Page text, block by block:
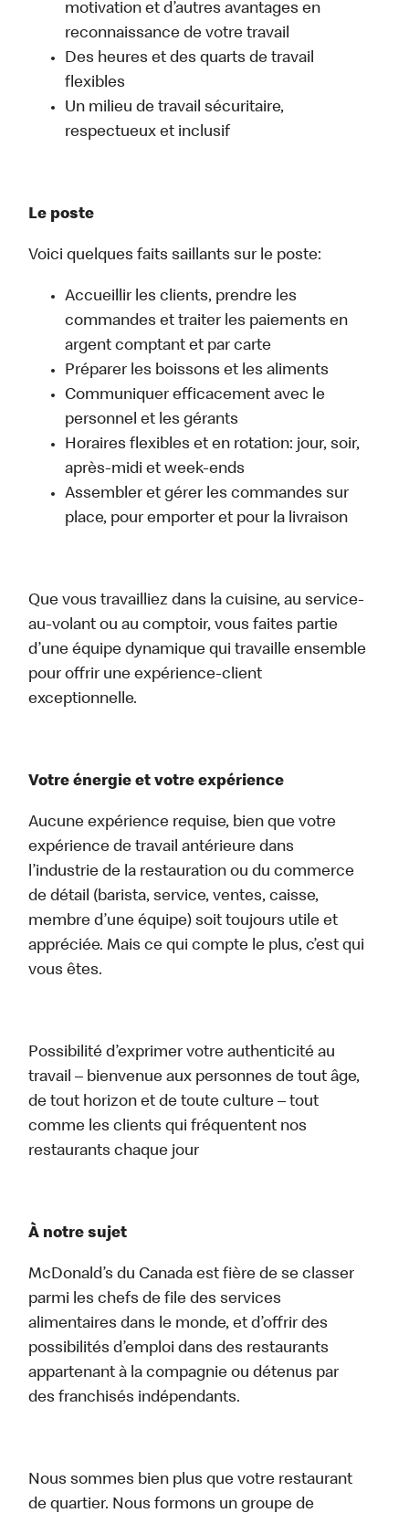
motivation et d’autres avantages en
reconnaissance de votre travail
Des heures et des quarts de travail
flexibles
Un milieu de travail sécuritaire,
respectueux et inclusif
Le poste
Voici quelques faits saillants sur le poste:
Accueillir les clients, prendre les
commandes et traiter les paiements en
argent comptant et par carte
Préparer les boissons et les aliments
Communiquer efficacement avec le
personnel et les gérants
Horaires flexibles et en rotation: jour, soir,
après-midi et week-ends
Assembler et gérer les commandes sur
place, pour emporter et pour la livraison
Que vous travailliez dans la cuisine, au service-
au-volant ou au comptoir, vous faites partie
d’une équipe dynamique qui travaille ensemble
pour offrir une expérience-client
exceptionnelle.
Votre énergie et votre expérience
Aucune expérience requise, bien que votre
expérience de travail antérieure dans
l’industrie de la restauration ou du commerce
de détail (barista, service, ventes, caisse,
membre d’une équipe) soit toujours utile et
appréciée. Mais ce qui compte le plus, c’est qui
vous êtes.
Possibilité d’exprimer votre authenticité au
travail – bienvenue aux personnes de tout âge,
de tout horizon et de toute culture – tout
comme les clients qui fréquentent nos
restaurants chaque jour
À notre sujet
McDonald’s du Canada est fière de se classer
parmi les chefs de file des services
alimentaires dans le monde, et d’offrir des
possibilités d’emploi dans des restaurants
appartenant à la compagnie ou détenus par
des franchisés indépendants.
Nous sommes bien plus que votre restaurant
de quartier. Nous formons un groupe de